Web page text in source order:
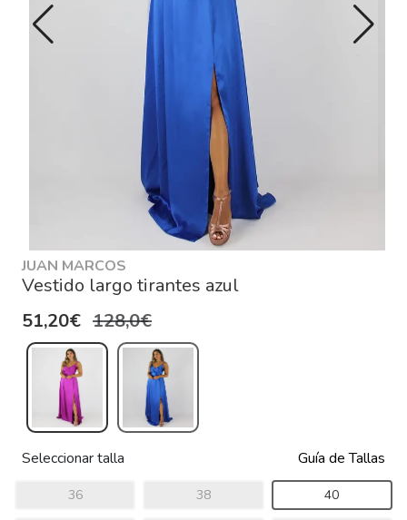
JUAN MARCOS
Vestido largo tirantes azul
51,20€ 128,0€
Seleccionar talla Guía de Tallas
36 38 40